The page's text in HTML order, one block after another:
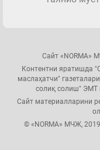
Сайт «NORMA»
Контентни яратишда
маслаҳатчи"
солиқ солиш" ЭМТ
Сайт материалларини
© «NORMA» МЧЖ,